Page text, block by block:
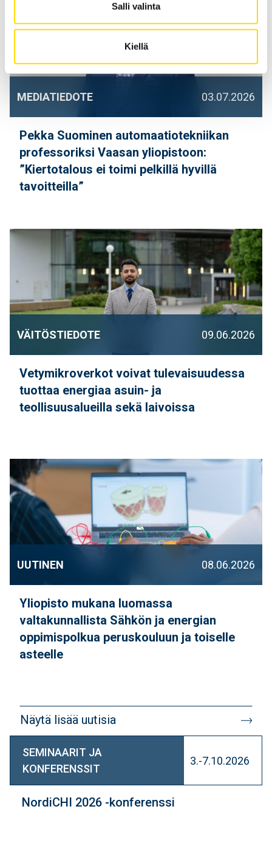
Salli valinta
Kiellä
MEDIATIEDOTE 03.07.2026
Pekka Suominen automaatiotekniikan
professoriksi Vaasan yliopistoon:
”Kiertotalous ei toimi pelkillä hyvillä
tavoitteilla”
VÄITÖSTIEDOTE 09.06.2026
Vetymikroverkot voivat tulevaisuudessa
tuottaa energiaa asuin- ja
teollisuusalueilla sekä laivoissa
UUTINEN 08.06.2026
Yliopisto mukana luomassa
valtakunnallista Sähkön ja energian
oppimispolkua peruskouluun ja toiselle
asteelle
Näytä lisää uutisia
SEMINAARIT JA
KONFERENSSIT
3.-7.10.2026
NordiCHI 2026 -konferenssi